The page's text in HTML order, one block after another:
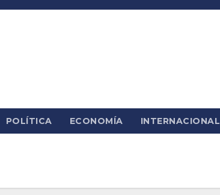
POLÍTICA ECONOMÍA INTERNACIONAL